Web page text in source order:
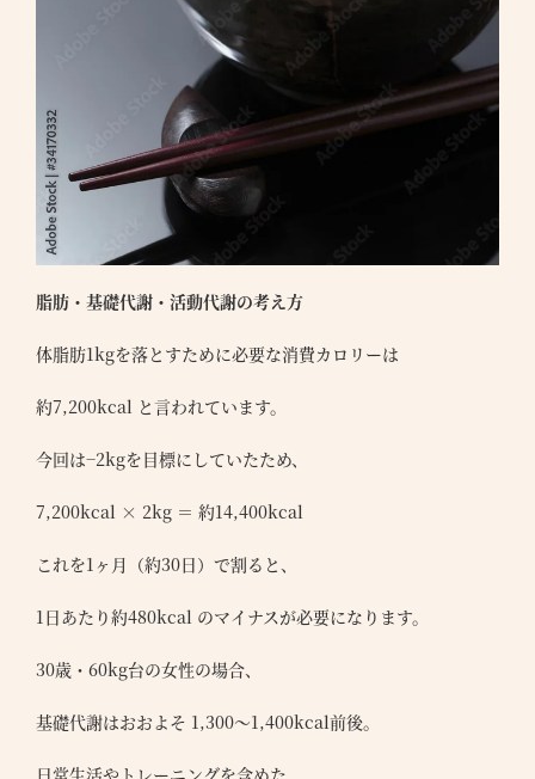
脂肪・基礎代謝・活動代謝の考え方
体脂肪1kgを落とすために必要な消費カロリーは
約7,200kcal と言われています。
今回は−2kgを目標にしていたため、
7,200kcal × 2kg ＝ 約14,400kcal
これを1ヶ月（約30日）で割ると、
1日あたり約480kcal のマイナスが必要になります。
30歳・60kg台の女性の場合、
基礎代謝はおおよそ 1,300〜1,400kcal前後。
日常生活やトレーニングを含めた